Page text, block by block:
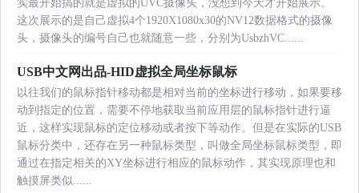
实最开始搞的就是虚拟的UVC摄像头，没想到今天才开始展示。
这次展示的是自己虚拟4个1920X1080x30的NV12数据格式的摄像
头，摄像头的编号自己也就随意一些，分别为UsbzhVC......
USB中文网出品-HID虚拟全局坐标鼠标
以往我们的鼠标指针移动都是相对当前的坐标进行移动，如果要移
动到指定的位置，需要不停地获取当前应用层的鼠标指针进行逼
近，这样实现鼠标的定位移动或者按下等动作。但是在实际的USB
鼠标分类中，还存在另一种鼠标类型，叫做全局坐标鼠标类型，即
通过在指定相关的XY坐标进行相应的鼠标动作，其实现原理也和
触摸屏类似......